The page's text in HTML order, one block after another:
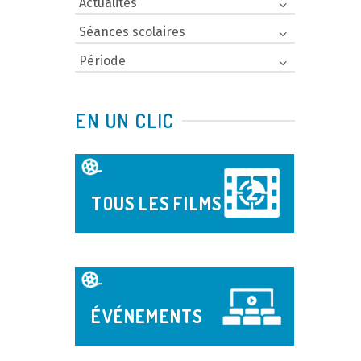
Séances scolaires
Période
EN UN CLIC
TOUS LES FILMS
ÉVÉNEMENTS